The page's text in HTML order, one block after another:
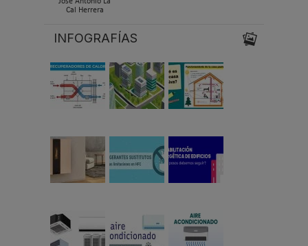
Cal Herrera
INFOGRAFÍAS